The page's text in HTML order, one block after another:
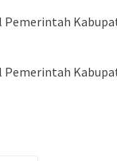
Pemerintah